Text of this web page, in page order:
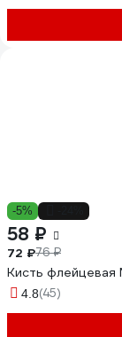
-5%
58 ₽
72 ₽76 ₽
Кисть флейцевая
4.8(45)